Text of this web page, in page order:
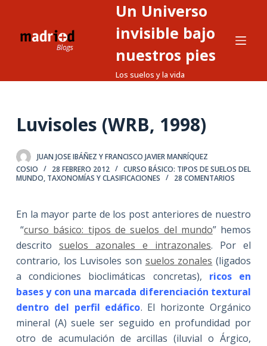
o
n
n
d
o
Un Universo
invisible bajo
nuestros pies
Los suelos y la vida
Luvisoles (WRB, 1998)
JUAN JOSE IBÁÑEZ Y FRANCISCO JAVIER MANRÍQUEZ
COSIO
28 FEBRERO 2012
CURSO BÁSICO: TIPOS DE SUELOS DEL
MUNDO, TAXONOMÍAS Y CLASIFICACIONES 28 COMENTARIOS
En la mayor parte de los post anteriores de nuestro
“curso básico: tipos de suelos del mundo” hemos
descrito suelos azonales e intrazonales. Por el
contrario, los Luvisoles son suelos zonales (ligados
a condiciones bioclimáticas concretas), ricos en
bases y con una marcada diferenciación textural
dentro del perfil edáfico. El horizonte Orgánico
mineral (A) suele ser seguido en profundidad por
otro de acumulación de arcillas (iluvial o Árgico,